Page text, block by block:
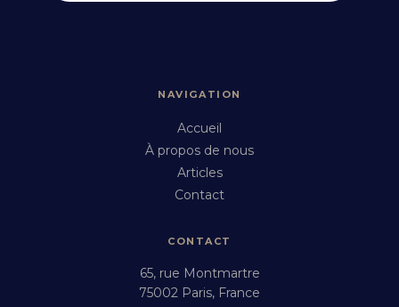
NAVIGATION
Accueil
À propos de nous
Articles
Contact
CONTACT
65, rue Montmartre
75002 Paris, France